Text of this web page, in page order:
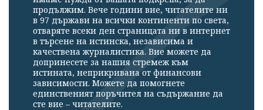
продължим. Вече години вие, читателите ни
в 97 държави на всички континенти по света,
отваряте всеки ден страницата ни в интернет
в търсене на истинска, независима и
качествена журналистика. Вие можете да
допринесете за нашия стремеж към
истината, неприкривана от финансови
зависимости. Можете да помогнете
единственият поръчител на съдържание да
сте вие – читателите.